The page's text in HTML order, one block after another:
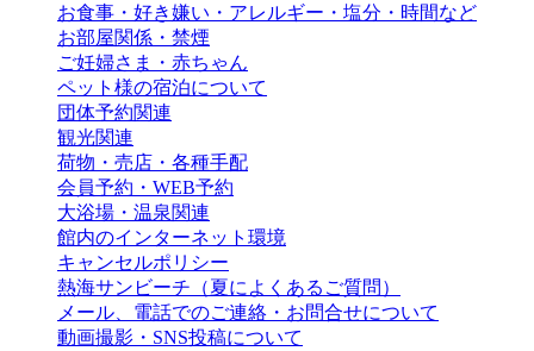
お食事・好き嫌い・アレルギー・塩分・時間など
お部屋関係・禁煙
ご妊婦さま・赤ちゃん
ペット様の宿泊について
団体予約関連
観光関連
荷物・売店・各種手配
会員予約・WEB予約
大浴場・温泉関連
館内のインターネット環境
キャンセルポリシー
熱海サンビーチ（夏によくあるご質問）
メール、電話でのご連絡・お問合せについて
動画撮影・SNS投稿について